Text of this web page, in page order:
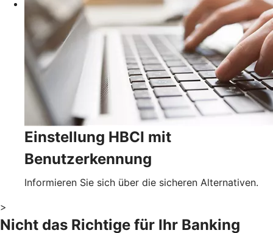
Einstellung HBCI mit
Benutzerkennung
Informieren Sie sich über die sicheren Alternativen.
>
Nicht das Richtige für Ihr Banking